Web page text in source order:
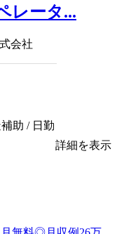
レータ...
会社
助 / 日勤
詳細を表示